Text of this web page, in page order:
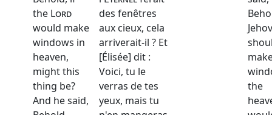
the Lord
would make
windows in
heaven,
might this
thing be?
And he said,
des fenêtres
aux cieux, cela
arriverait-il ? Et
[Élisée] dit :
Voici, tu le
verras de tes
yeux, mais tu
the